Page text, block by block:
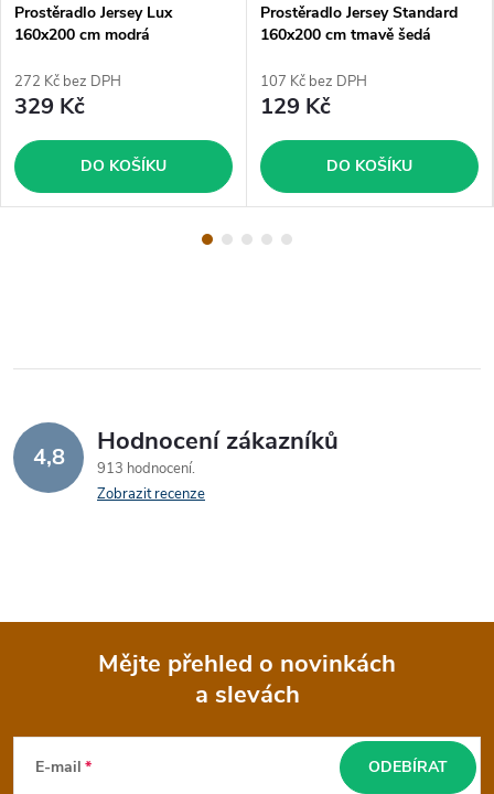
Prostěradlo Jersey Lux
160x200 cm modrá
272 Kč bez DPH
329 Kč
DO KOŠÍKU
Prostěradlo Jersey Standard
160x200 cm tmavě šedá
107 Kč bez DPH
129 Kč
DO KOŠÍKU
4,8 Hodnocení zákazníků
913 hodnocení
Zobrazit recenze
Mějte přehled o novinkách
a slevách
E-mail ODEBÍRAT